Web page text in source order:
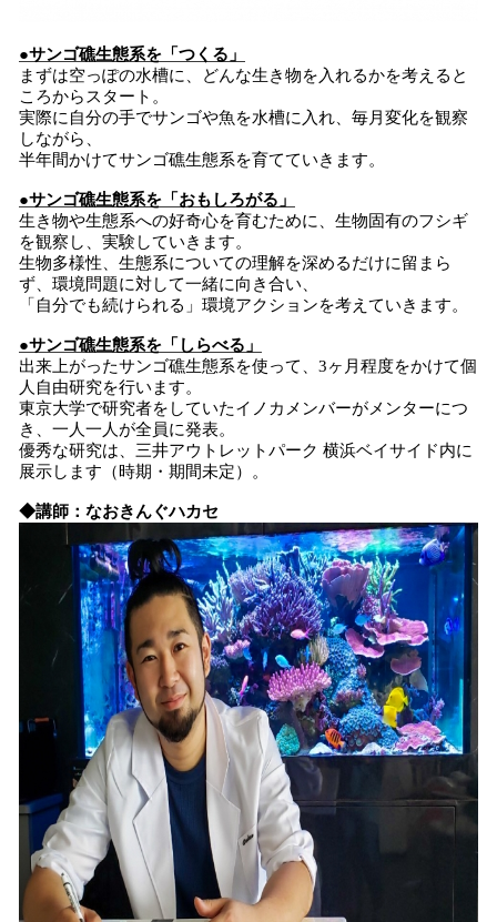
●サンゴ礁生態系を「つくる」
まずは空っぽの水槽に、どんな生き物を入れるかを考えると
ころからスタート。
実際に自分の手でサンゴや魚を水槽に入れ、毎月変化を観察
しながら、
半年間かけてサンゴ礁生態系を育てていきます。
●サンゴ礁生態系を「おもしろがる」
生き物や生態系への好奇心を育むために、生物固有のフシギ
を観察し、実験していきます。
生物多様性、生態系についての理解を深めるだけに留まら
ず、環境問題に対して一緒に向き合い、
「自分でも続けられる」環境アクションを考えていきます。
●サンゴ礁生態系を「しらべる」
出来上がったサンゴ礁生態系を使って、3ヶ月程度をかけて個
人自由研究を行います。
東京大学で研究者をしていたイノカメンバーがメンターにつ
き、一人一人が全員に発表。
優秀な研究は、三井アウトレットパーク 横浜ベイサイド内に
展示します（時期・期間未定）。
◆講師：なおきんぐハカセ